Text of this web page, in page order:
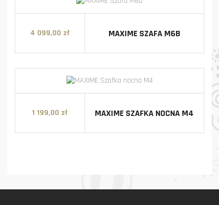
Cena
4 099,00 zł MAXIME SZAFA M6B
Cena
1 199,00 zł MAXIME SZAFKA NOCNA M4